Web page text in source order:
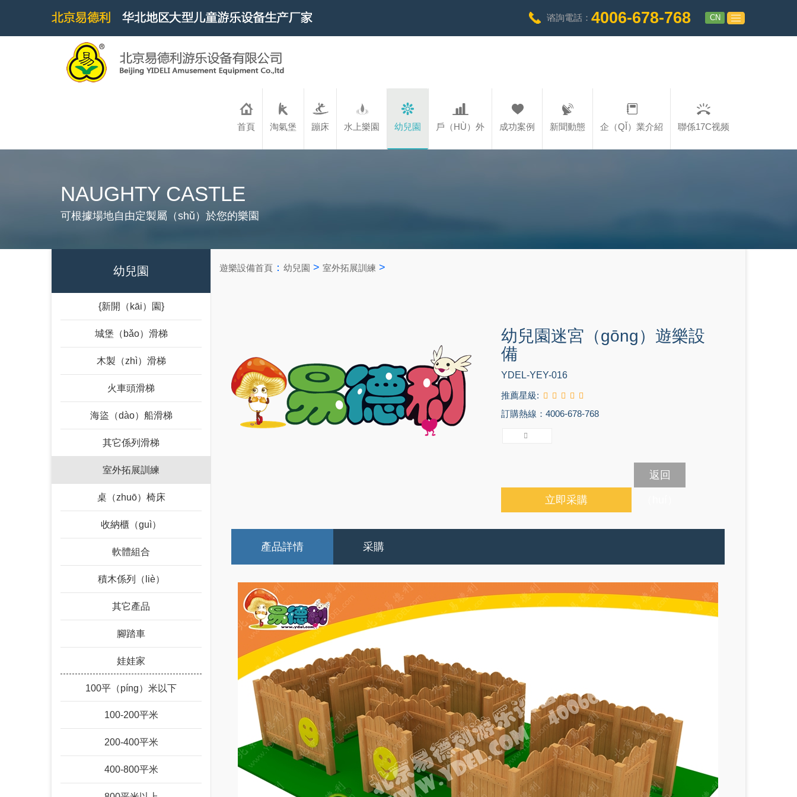
谘詢電話： 4006-678-768 CN
首頁 淘氣堡 蹦床 水上樂園 幼兒園 戶（HÙ）外 成功案例 新聞動態 企（QǏ）業介紹 聯係17C视频
NAUGHTY CASTLE
可根據場地自由定製屬（shǔ）於您的樂園
幼兒園
{新開（kāi）園}
城堡（bǎo）滑梯
木製（zhì）滑梯
火車頭滑梯
海盜（dào）船滑梯
其它係列滑梯
室外拓展訓練
桌（zhuō）椅床
收納櫃（guì）
軟體組合
積木係列（liè）
其它產品
腳踏車
娃娃家
100平（píng）米以下
100-200平米
200-400平米
400-800平米
遊樂設備首頁 ： 幼兒園 > 室外拓展訓練 >
幼兒園迷宮（gōng）遊樂設
備
YDEL-YEY-016
推薦星級:
訂購熱線：4006-678-768
立即采購
返回
產品詳情 采購